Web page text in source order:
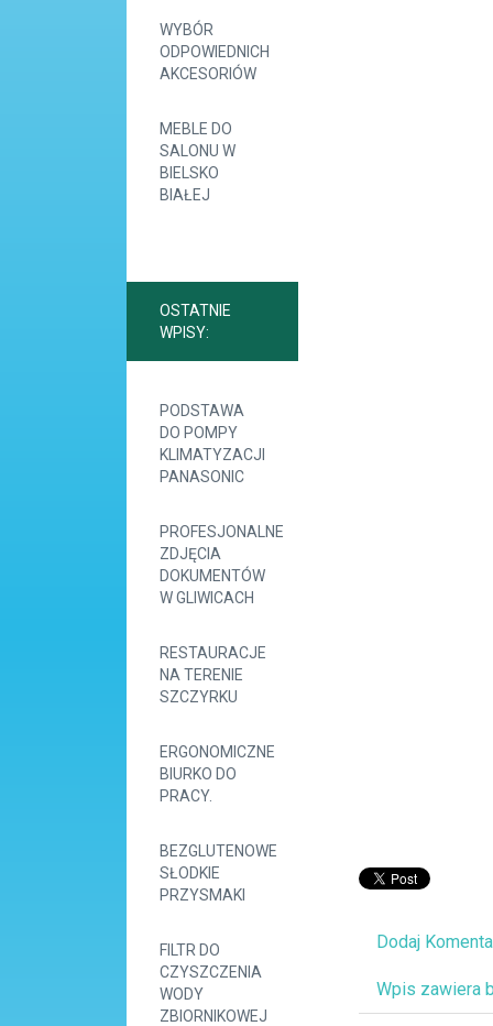
WYBÓR
ODPOWIEDNICH
AKCESORIÓW
MEBLE DO
SALONU W
BIELSKO
BIAŁEJ
OSTATNIE
WPISY:
PODSTAWA
DO POMPY
KLIMATYZACJI
PANASONIC
PROFESJONALNE
ZDJĘCIA
DOKUMENTÓW
W GLIWICACH
RESTAURACJE
NA TERENIE
SZCZYRKU
ERGONOMICZNE
BIURKO DO
PRACY.
BEZGLUTENOWE
SŁODKIE
PRZYSMAKI
FILTR DO
CZYSZCZENIA
WODY
ZBIORNIKOWEJ
Dodaj
Wpis zawiera